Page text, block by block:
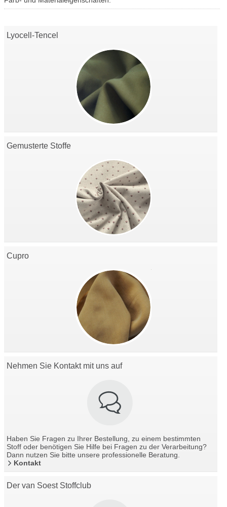
Lyocell-Tencel
Gemusterte Stoffe
Cupro
Nehmen Sie Kontakt mit uns auf
Haben Sie Fragen zu Ihrer Bestellung, zu einem bestimmten
Stoff oder benötigen Sie Hilfe bei Fragen zu der Verarbeitung?
Dann nutzen Sie bitte unsere professionelle Beratung.
Kontakt
Der van Soest Stoffclub